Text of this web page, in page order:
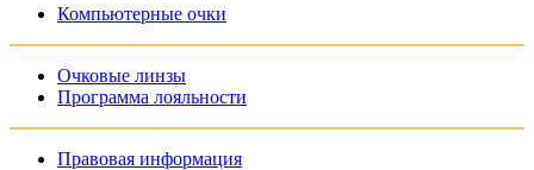
Компьютерные очки
Очковые линзы
Программа лояльности
Правовая информация